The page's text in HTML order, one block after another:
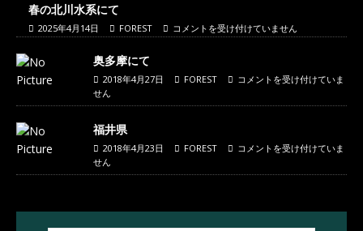
春の北川水系にて
2025年4月14日 FOREST コメントを受け付けていません
奥多摩にて
2018年4月27日 FOREST
コメントを受け付けていま
せん
福井県
2018年4月23日 FOREST
コメントを受け付けていま
せん